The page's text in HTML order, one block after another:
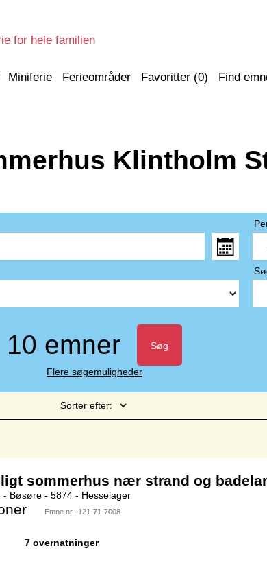
for hele familien
Miniferie Ferieområder Favoritter (0) Find
Klintholm
10 emner Søg
Flere søgemuligheder
Sorter efter:
sommerhus nær strand og
- Bøsøre - 5874 - Hesselager
Emne nr.: 121-71-7008
7 overnatninger